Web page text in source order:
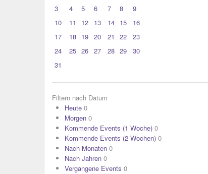
3
4 5 6 7 8
9
10
11 12 13 14 15
16
17
18 19 20 21 22
23
24
25 26 27 28 29
30
31
Filtern nach Datum
Heute 0
Morgen 0
Kommende Events (1 Woche) 0
Kommende Events (2 Wochen) 0
Nach Monaten 0
Nach Jahren 0
Vergangene Events 0